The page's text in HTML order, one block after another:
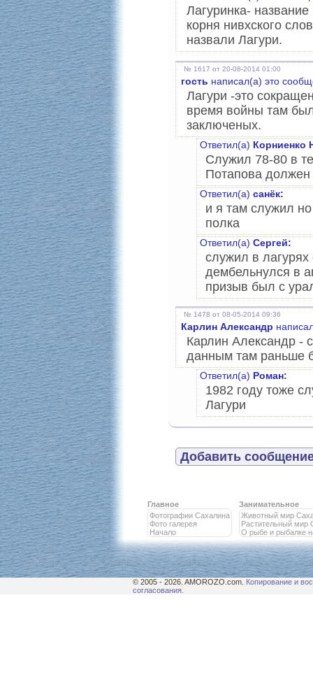
Лагуринка-
корня нивхского
назвали Лагури.
№ 1617 от 20-08-2014 01:00
гость написал(а) это
Лагури -это
время войны там
заключеных.
Ответил(а) Корниенко
Служил 78-80 в
Потапова должен
Ответил(а) санёк:
и я там служил
полка
Ответил(а) Сергей:
служил в
дембельнулся в
призыв был с
№ 1478 от 08-05-2014 09:36
Карлин Александр
Карлин Александр -
данным там раньше
Ответил(а) Роман:
1982 году тоже
Лагури
Добавить
Главное
Фотографии Сахалина
Фото галерея
Начало
Занимательное
Животный мир
Растительный мир
О рыбе и рыбалке
© 2005 - 2026. AMOROZO.com. Копирование и
согласования.